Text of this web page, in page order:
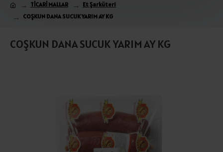
TİCARİ MALLAR
Et Şarküteri
COŞKUN DANA SUCUK YARIM AY KG
COŞKUN DANA SUCUK YARIM AY KG